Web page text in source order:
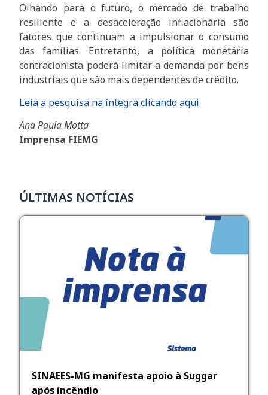
Olhando para o futuro, o mercado de trabalho
resiliente e a desaceleração inflacionária são
fatores que continuam a impulsionar o consumo
das famílias. Entretanto, a política monetária
contracionista poderá limitar a demanda por bens
industriais que são mais dependentes de crédito.
Leia a pesquisa na íntegra clicando aqui
Ana Paula Motta
Imprensa FIEMG
ÚLTIMAS NOTÍCIAS
SINAEES-MG manifesta apoio à Suggar
após incêndio